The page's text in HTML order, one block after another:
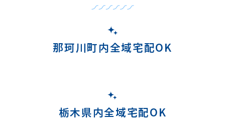
那珂川町内全域宅配OK
栃木県内全域宅配OK